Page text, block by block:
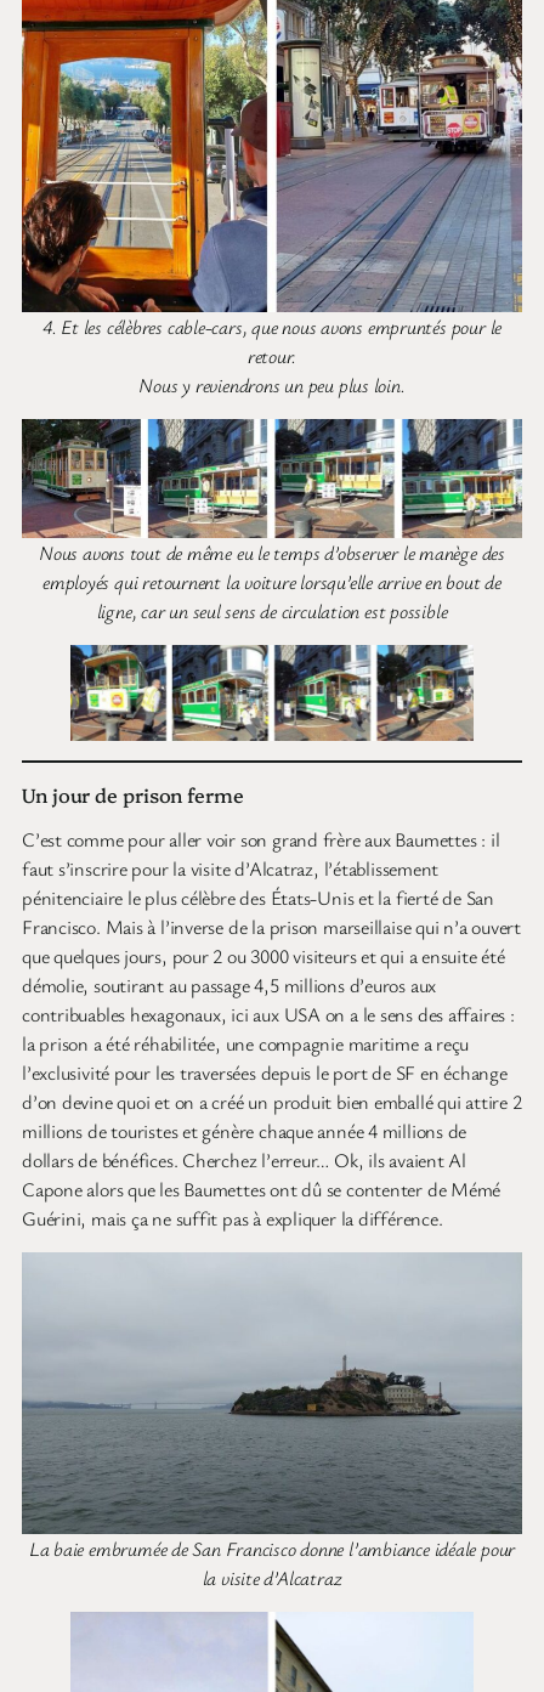
4. Et les célèbres cable-cars, que nous avons empruntés pour le
retour.
Nous y reviendrons un peu plus loin.
Nous avons tout de même eu le temps d’observer le manège des
employés qui retournent la voiture lorsqu’elle arrive en bout de
ligne, car un seul sens de circulation est possible
Un jour de prison ferme
C’est comme pour aller voir son grand frère aux Baumettes : il
faut s’inscrire pour la visite d’Alcatraz, l’établissement
pénitenciaire le plus célèbre des États-Unis et la fierté de San
Francisco. Mais à l’inverse de la prison marseillaise qui n’a ouvert
que quelques jours, pour 2 ou 3000 visiteurs et qui a ensuite été
démolie, soutirant au passage 4,5 millions d’euros aux
contribuables hexagonaux, ici aux USA on a le sens des affaires :
la prison a été réhabilitée, une compagnie maritime a reçu
l’exclusivité pour les traversées depuis le port de SF en échange
d’on devine quoi et on a créé un produit bien emballé qui attire 2
millions de touristes et génère chaque année 4 millions de
dollars de bénéfices. Cherchez l’erreur… Ok, ils avaient Al
Capone alors que les Baumettes ont dû se contenter de Mémé
Guérini, mais ça ne suffit pas à expliquer la différence.
La baie embrumée de San Francisco donne l’ambiance idéale pour
la visite d’Alcatraz